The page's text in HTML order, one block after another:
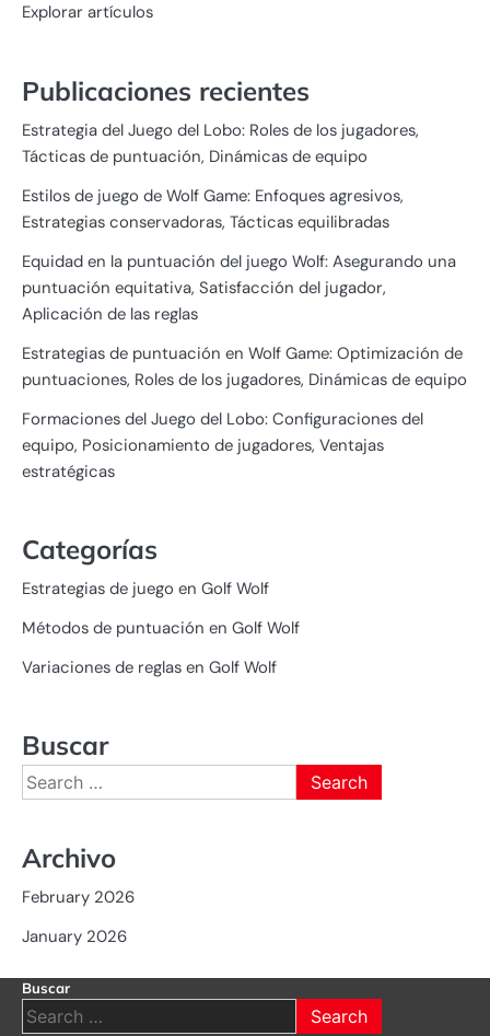
Explorar artículos
Publicaciones recientes
Estrategia del Juego del Lobo: Roles de los jugadores,
Tácticas de puntuación, Dinámicas de equipo
Estilos de juego de Wolf Game: Enfoques agresivos,
Estrategias conservadoras, Tácticas equilibradas
Equidad en la puntuación del juego Wolf: Asegurando una
puntuación equitativa, Satisfacción del jugador,
Aplicación de las reglas
Estrategias de puntuación en Wolf Game: Optimización de
puntuaciones, Roles de los jugadores, Dinámicas de equipo
Formaciones del Juego del Lobo: Configuraciones del
equipo, Posicionamiento de jugadores, Ventajas
estratégicas
Categorías
Estrategias de juego en Golf Wolf
Métodos de puntuación en Golf Wolf
Variaciones de reglas en Golf Wolf
Buscar
Search
for:
Archivo
February 2026
January 2026
Buscar
Search